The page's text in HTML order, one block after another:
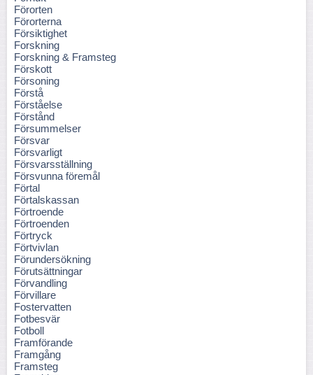
Förorten
Förorterna
Försiktighet
Forskning
Forskning & Framsteg
Förskott
Försoning
Förstå
Förståelse
Förstånd
Försummelser
Försvar
Försvarligt
Försvarsställning
Försvunna föremål
Förtal
Förtalskassan
Förtroende
Förtroenden
Förtryck
Förtvivlan
Förundersökning
Förutsättningar
Förvandling
Förvillare
Fostervatten
Fotbesvär
Fotboll
Framförande
Framgång
Framsteg